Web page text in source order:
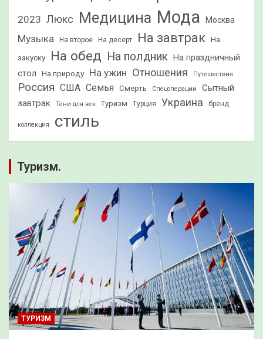
2023 Люкс Медицина Мода Москва
Музыка На второе На десерт На завтрак На
закуску На обед На полдник
На праздничный
стол
На природу На ужин Отношения Путешествия
Россия США Семья Смерть Спецоперации
Сытный
завтрак
Тени для век Туризм Турция Украина бренд
коллекция стиль
Туризм.
ТУРИЗМ